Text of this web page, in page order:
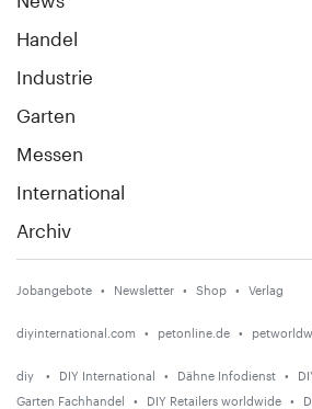
Handel
Industrie
Garten
Messen
International
Archiv
Jobangebote Newsletter Shop Verlag
diyinternational.com petonline.de
diy DIY International Dähne Infodienst
Garten Fachhandel
DIY Retailers worldwide